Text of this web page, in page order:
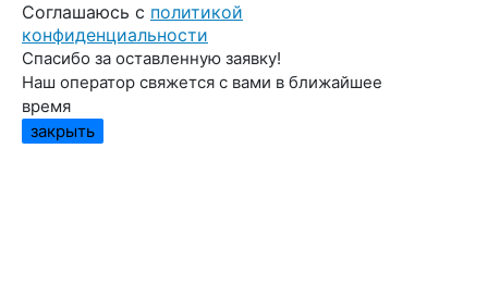
Cоглашаюсь с политикой
конфиденциальности
Спасибо за оставленную заявку!
Наш оператор свяжется с вами в ближайшее
время
закрыть